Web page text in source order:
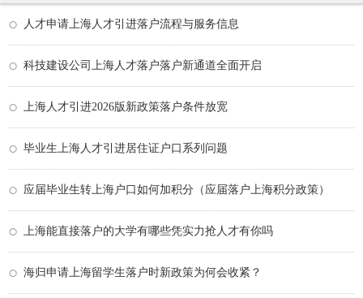
人才申请上海人才引进落户流程与服务信息
科技建设公司上海人才落户落户新通道全面开启
上海人才引进2026版新政策落户条件放宽
毕业生上海人才引进居住证户口系列问题
应届毕业生转上海户口如何加积分（应届落户上海积分政策）
上海能直接落户的大学有哪些凭实力抢人才有你吗
海归申请上海留学生落户时新政策为何会收紧？